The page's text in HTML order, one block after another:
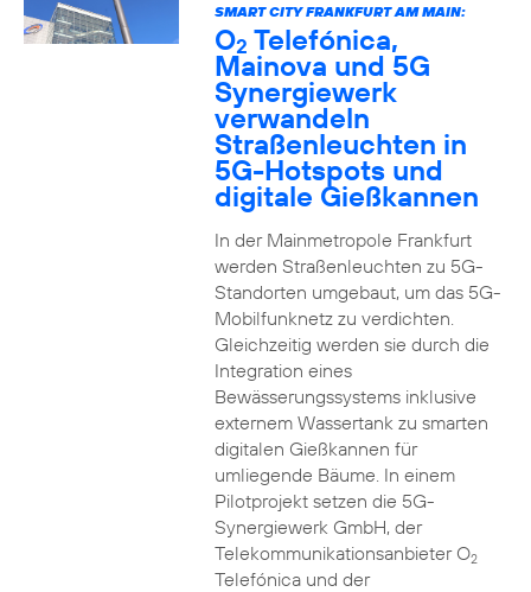
SMART CITY FRANKFURT AM MAIN:
O2 Telefónica,
Mainova und 5G
Synergiewerk
verwandeln
Straßenleuchten in
5G-Hotspots und
digitale Gießkannen
In der Mainmetropole Frankfurt
werden Straßenleuchten zu 5G-
Standorten umgebaut, um das 5G-
Mobilfunknetz zu verdichten.
Gleichzeitig werden sie durch die
Integration eines
Bewässerungssystems inklusive
externem Wassertank zu smarten
digitalen Gießkannen für
umliegende Bäume. In einem
Pilotprojekt setzen die 5G-
Synergiewerk GmbH, der
Telekommunikationsanbieter O2
Telefónica und der